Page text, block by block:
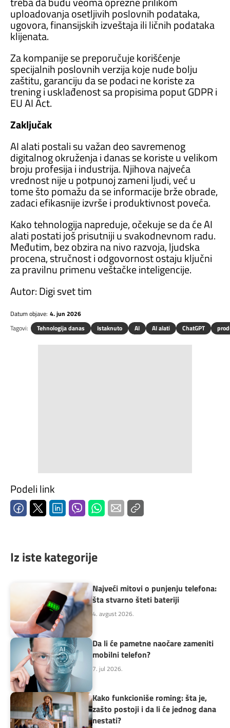
uploadovanja osetljivih poslovnih podataka,
ugovora, finansijskih izveštaja ili ličnih podataka
klijenata.
Za kompanije se preporučuje korišćenje
specijalnih poslovnih verzija koje nude bolju
zaštitu, garanciju da se podaci ne koriste za
trening i usklađenost sa propisima poput GDPR i
EU AI Act.
Zaključak
AI alati postali su važan deo savremenog
digitalnog okruženja i danas se koriste u velikom
broju profesija i industrija. Njihova najveća
vrednost nije u potpunoj zameni ljudi, već u
tome što pomažu da se informacije brže obrade,
zadaci efikasnije izvrše i produktivnost poveća.
Kako tehnologija napreduje, očekuje se da će AI
alati postati još prisutniji u svakodnevnom radu.
Međutim, bez obzira na nivo razvoja, ljudska
procena, stručnost i odgovornost ostaju ključni
za pravilnu primenu veštačke inteligencije.
Autor: Digi svet tim
Datum objave: 4. jun 2026
Tagovi:
Tehnologija danas Istaknuto AI AI alati ChatGPT
Podeli link
Iz iste kategorije
Najveći mitovi o punjenju telefona:
šta stvarno šteti bateriji
4. avgust 2026.
Da li će pametne naočare zameniti
mobilni telefon?
7. jul 2026.
Kako funkcioniše roming: šta je,
zašto postoji i da li će jednog dana
nestati?